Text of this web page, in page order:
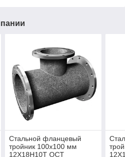
Стальной фланцевый
тройник 100x100 мм
12Х18Н10Т ОСТ